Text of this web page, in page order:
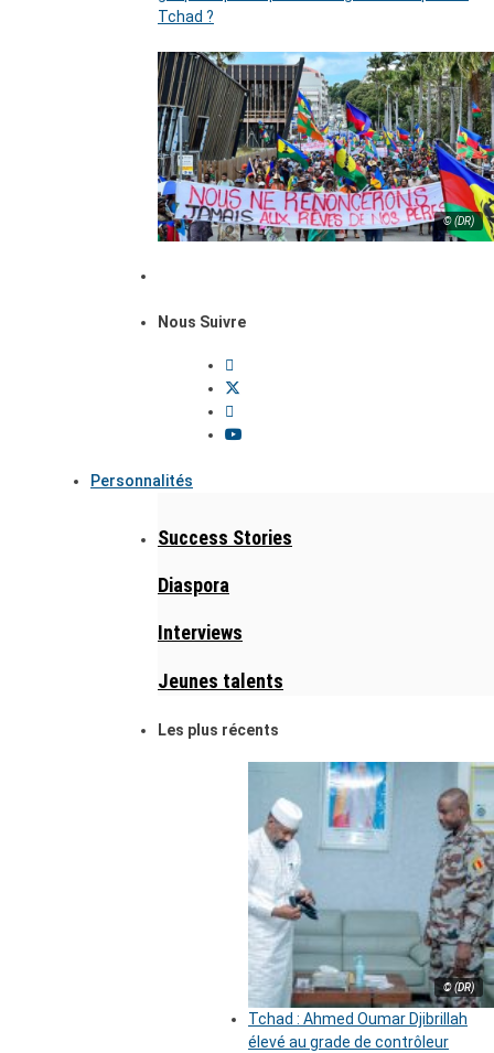
Tchad ?
© (DR)
Nous Suivre
Personnalités
Success Stories
Diaspora
Interviews
Jeunes talents
Les plus récents
© (DR)
Tchad : Ahmed Oumar Djibrillah
élevé au grade de contrôleur